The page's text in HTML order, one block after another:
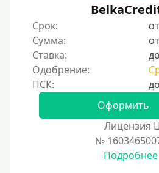
С 21 года
С 22 лет
С 23 лет
С 25 лет
Категории заемщиков
Несовершеннолетним
Срок:
Сумма:
Ставка:
Одобрение:
Оформить
Лицензия
№
Подробнее